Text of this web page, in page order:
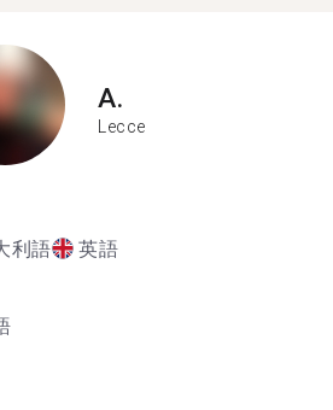
A.
Lecce
利語 英語